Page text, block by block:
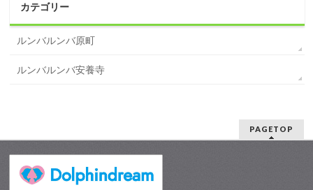
カテゴリー
ルンバルンバ原町
ルンバルンバ安養寺
PAGETOP